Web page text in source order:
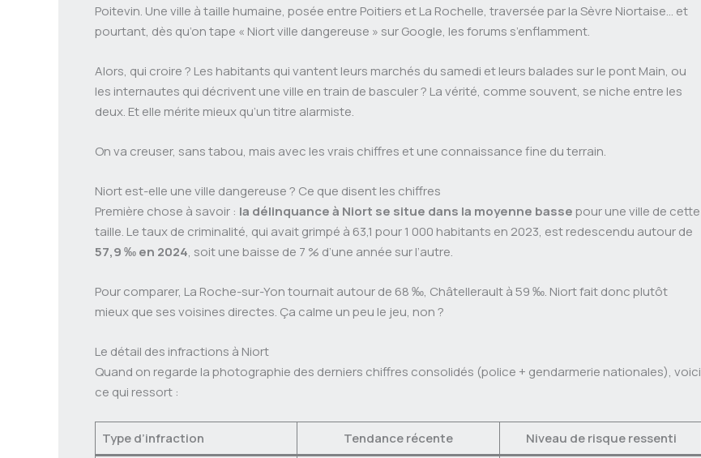
Poitevin. Une ville à taille humaine, posée entre Poitiers et La Rochelle, traversée par la Sèvre Niortaise… et
pourtant, dès qu’on tape « Niort ville dangereuse » sur Google, les forums s’enflamment.
Alors, qui croire ? Les habitants qui vantent leurs marchés du samedi et leurs balades sur le pont Main, ou
les internautes qui décrivent une ville en train de basculer ? La vérité, comme souvent, se niche entre les
deux. Et elle mérite mieux qu’un titre alarmiste.
On va creuser, sans tabou, mais avec les vrais chiffres et une connaissance fine du terrain.
Niort est-elle une ville dangereuse ? Ce que disent les chiffres
Première chose à savoir : la délinquance à Niort se situe dans la moyenne bassepour une ville de cette
taille. Le taux de criminalité, qui avait grimpé à 63,1 pour 1 000 habitants en 2023, est redescendu autour de
57,9 ‰ en 2024, soit une baisse de 7 % d’une année sur l’autre.
Pour comparer, La Roche-sur-Yon tournait autour de 68 ‰, Châtellerault à 59 ‰. Niort fait donc plutôt
mieux que ses voisines directes. Ça calme un peu le jeu, non ?
Le détail des infractions à Niort
Quand on regarde la photographie des derniers chiffres consolidés (police + gendarmerie nationales), voici
ce qui ressort :
Type d’infraction Tendance récente
Niveau de risque ressenti